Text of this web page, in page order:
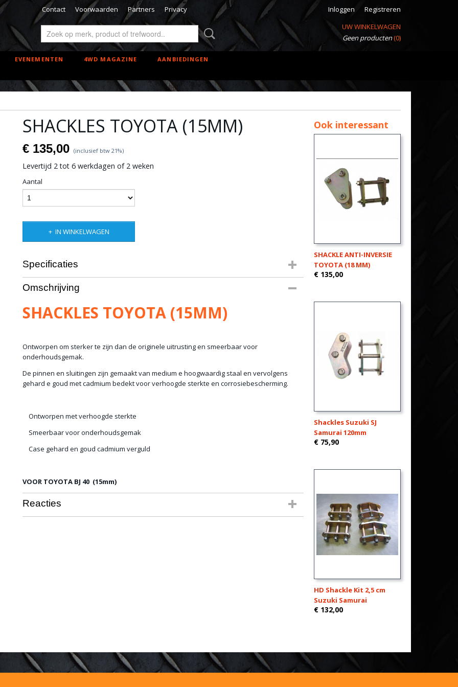
Contact Voorwaarden Partners Privacy Inloggen
Registreren
UW WINKELWAGEN
Geen producten(0)
EVENEMENTEN 4WD MAGAZINE AANBIEDINGEN
SHACKLES TOYOTA (15MM)
€ 135,00 (inclusief btw 21%)
Levertijd 2 tot 6 werkdagen of 2 weken
Aantal
IN WINKELWAGEN
Specificaties
Bruto gewicht
Omschrijving
SHACKLES TOYOTA (15MM)
Ontworpen om sterker te zijn dan de originele uitrusting en smeerbaar voor
onderhoudsgemak.
De pinnen en sluitingen zijn gemaakt van medium e hoogwaardig staal en vervolgens
gehard e goud met cadmium bedekt voor verhoogde sterkte en corrosiebescherming.
Ontworpen met verhoogde sterkte
Smeerbaar voor onderhoudsgemak
Case gehard en goud cadmium verguld
VOOR TOYOTA BJ 40 (15mm)
Reacties
Ook interessant
SHACKLE ANTI-INVERSIE
TOYOTA (18 MM)
€ 135,00
Shackles Suzuki SJ
Samurai 120mm
€ 75,90
HD Shackle Kit 2,5 cm
Suzuki Samurai
€ 132,00